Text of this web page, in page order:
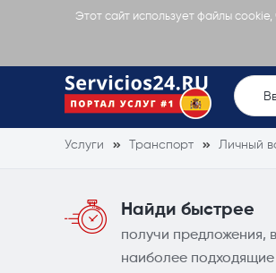
Этот сайт использует файлы
Услуги Транспорт Личный
Найди быстрее
получи предложения,
наиболее подходящие